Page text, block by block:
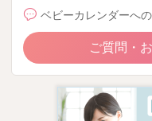
ベビーカレンダーへ
ご質問・